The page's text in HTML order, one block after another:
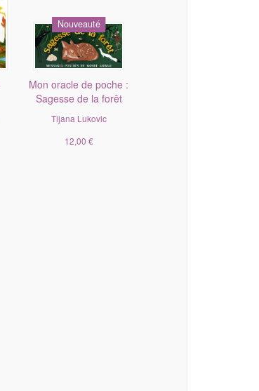
Nouveauté
Mon oracle de poche :
Sagesse de la forêt
Tijana Lukovic
12,00 €